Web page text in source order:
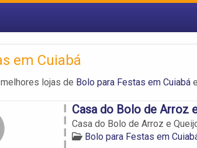
em Cuiabá
lojas de Bolo para Festas em Cuiabá
Casa do Bolo de Arroz
Casa do Bolo de Arroz e
Bolo para Festas em